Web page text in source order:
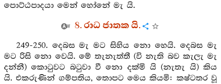
පොට්ඨපාදයා මෙන් හෝනේ මැ යි.
8. රාධ ජාතක යි.
249-250. දෙබස මැ මට සිහිය නො හෙයි. දෙබස මැ
මට රිසි නො වෙයි. මේ තැනැත්තී (වි නැති බව කැලැ මැ
දන්නී) කොටුවට බටුවා වී නො දක්මි යි (නැතැ යි) කිය
යි. එකරුණින් ගම්පතිය, තොපට මෙය කියමි: කෂ්ටතර වූ